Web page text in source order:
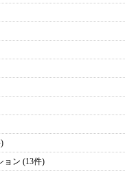
ョン (13件)